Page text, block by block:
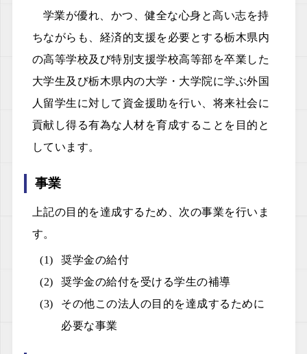
個人情報保護規程
役員報酬規程
学業が優れ、かつ、健全な心身と高い志を持
ちながらも、経済的支援を必要とする栃木県内
の高等学校及び特別支援学校高等部を卒業した
大学生及び栃木県内の大学・大学院に学ぶ外国
人留学生に対して資金援助を行い、将来社会に
貢献し得る有為な人材を育成することを目的と
しています。
事業
上記の目的を達成するため、次の事業を行いま
す。
奨学金の給付
奨学金の給付を受ける学生の補導
その他この法人の目的を達成するために
必要な事業